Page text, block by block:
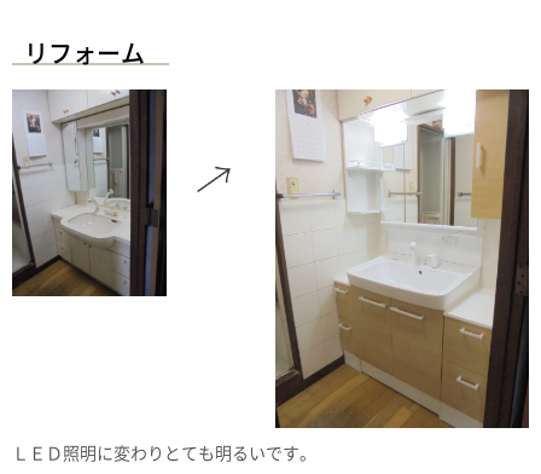
リフォーム
ＬＥＤ照明に変わりとても明るいです。